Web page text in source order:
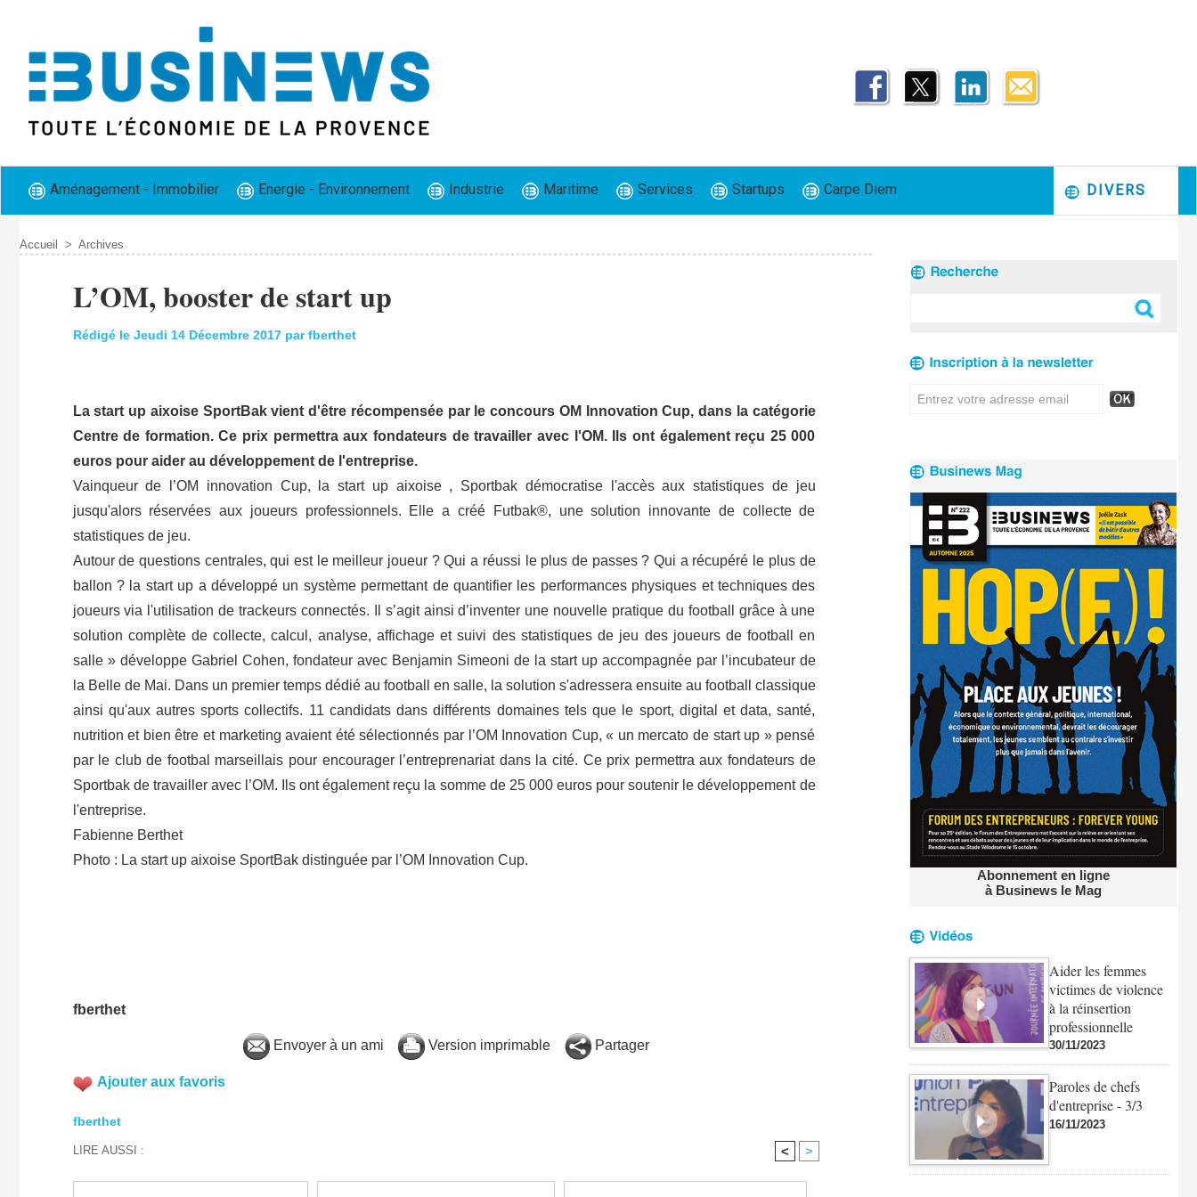
Aménagement - Immobilier Energie - Environnement Industrie Maritime Services Startups Carpe Diem DIVERS
Accueil > Archives
L’OM, booster de start up
Rédigé le Jeudi 14 Décembre 2017 par fberthet
La start up aixoise SportBak vient d'être récompensée par le concours OM Innovation Cup, dans la catégorie
Centre de formation. Ce prix permettra aux fondateurs de travailler avec l'OM. Ils ont également reçu 25 000
euros pour aider au développement de l'entreprise.
Vainqueur de l’OM innovation Cup, la start up aixoise , Sportbak démocratise l'accès aux statistiques de jeu
jusqu'alors réservées aux joueurs professionnels. Elle a créé Futbak®, une solution innovante de collecte de
statistiques de jeu.
Autour de questions centrales, qui est le meilleur joueur ? Qui a réussi le plus de passes ? Qui a récupéré le plus de
ballon ? la start up a développé un système permettant de quantifier les performances physiques et techniques des
joueurs via l'utilisation de trackeurs connectés. Il s’agit ainsi d’inventer une nouvelle pratique du football grâce à une
solution complète de collecte, calcul, analyse, affichage et suivi des statistiques de jeu des joueurs de football en
salle » développe Gabriel Cohen, fondateur avec Benjamin Simeoni de la start up accompagnée par l’incubateur de
la Belle de Mai. Dans un premier temps dédié au football en salle, la solution s'adressera ensuite au football classique
ainsi qu'aux autres sports collectifs. 11 candidats dans différents domaines tels que le sport, digital et data, santé,
nutrition et bien être et marketing avaient été sélectionnés par l’OM Innovation Cup, « un mercato de start up » pensé
par le club de footbal marseillais pour encourager l’entreprenariat dans la cité. Ce prix permettra aux fondateurs de
Sportbak de travailler avec l’OM. Ils ont également reçu la somme de 25 000 euros pour soutenir le développement de
l'entreprise.
Fabienne Berthet
Photo : La start up aixoise SportBak distinguée par l’OM Innovation Cup.
fberthet
Envoyer à un ami Version imprimable Partager
Ajouter aux favoris
fberthet
LIRE AUSSI : < >
Abonnement en ligne
à Businews le Mag
Aider les femmes
victimes de violence
à la réinsertion
professionnelle
30/11/2023
Paroles de chefs
d'entreprise - 3/3
16/11/2023